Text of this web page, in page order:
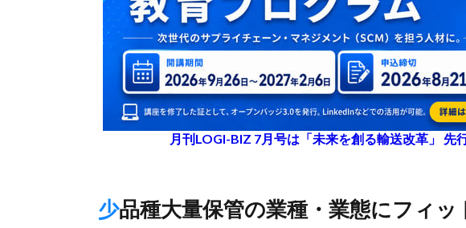
月刊LOGI-BIZ 7月号は「未来を創る輸送改革」 先
少品種大量保管の業種・業態にフィ